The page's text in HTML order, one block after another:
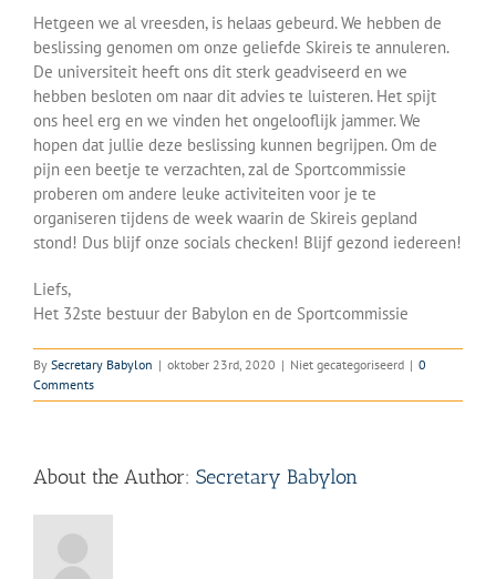
Hetgeen we al vreesden, is helaas gebeurd. We hebben de
beslissing genomen om onze geliefde Skireis te annuleren.
De universiteit heeft ons dit sterk geadviseerd en we
hebben besloten om naar dit advies te luisteren. Het spijt
ons heel erg en we vinden het ongelooflijk jammer. We
hopen dat jullie deze beslissing kunnen begrijpen. Om de
pijn een beetje te verzachten, zal de Sportcommissie
proberen om andere leuke activiteiten voor je te
organiseren tijdens de week waarin de Skireis gepland
stond! Dus blijf onze socials checken! Blijf gezond iedereen!
Liefs,
Het 32ste bestuur der Babylon en de Sportcommissie
By Secretary Babylon | oktober 23rd, 2020 | Niet gecategoriseerd | 0
Comments
About the Author: Secretary Babylon